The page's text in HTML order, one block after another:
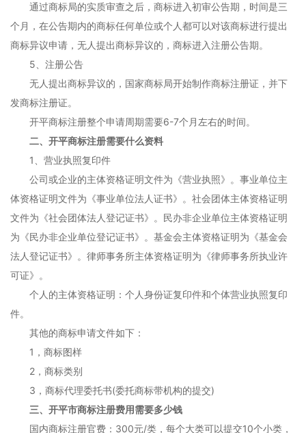
通过商标局的实质审查之后，商标进入初审公告期，时间是三
个月，在公告期内的商标任何单位或个人都可以对该商标进行提出
商标异议申请，无人提出商标异议的，商标进入注册公告期。
5、注册公告
无人提出商标异议的，国家商标局开始制作商标注册证，并下
发商标注册证。
开平商标注册整个申请周期需要6-7个月左右的时间。
二、开平商标注册需要什么资料
1、营业执照复印件
公司或企业的主体资格证明文件为《营业执照》。事业单位主
体资格证明文件为《事业单位法人证书》。社会团体主体资格证明
文件为《社会团体法人登记证书》。民办非企业单位主体资格证明
为《民办非企业单位登记证书》。基金会主体资格证明为《基金会
法人登记证书》。律师事务所主体资格证明为《律师事务所执业许
可证》。
个人的主体资格证明：个人身份证复印件和个体营业执照复印
件。
其他的商标申请文件如下：
1，商标图样
2，商标类别
3，商标代理委托书(委托商标带机构的提交)
三、开平市商标注册费用需要多少钱
国内商标注册官费：300元/类，每个大类可以提交10个小类，